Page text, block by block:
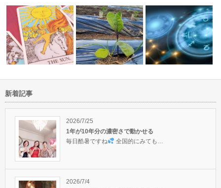
ない時
ゴールデンウィークは人生のス人気セッション占星術 自
新着記事
2026/7/25
1年が10年分の濃密さで動かせる
毎日酷暑ですね
全国的にみても…
2026/7/4